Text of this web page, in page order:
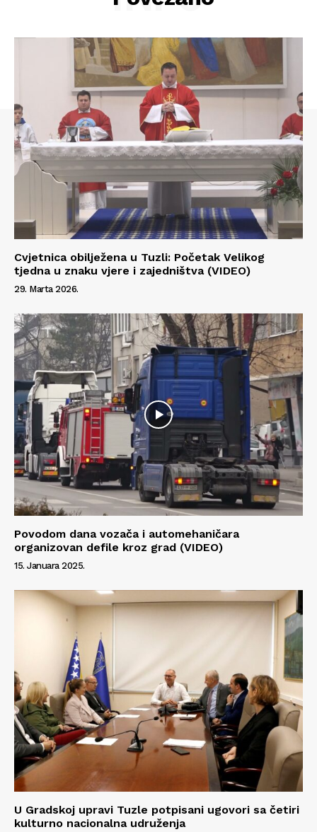
Info
O nama
Kontakt
Impressum
Cvjetnica obilježena u Tuzli: Početak Velikog
tjedna u znaku vjere i zajedništva (VIDEO)
29. Marta 2026.
Povodom dana vozača i automehaničara
organizovan defile kroz grad (VIDEO)
15. Januara 2025.
U Gradskoj upravi Tuzle potpisani ugovori sa četiri
kulturno nacionalna udruženja